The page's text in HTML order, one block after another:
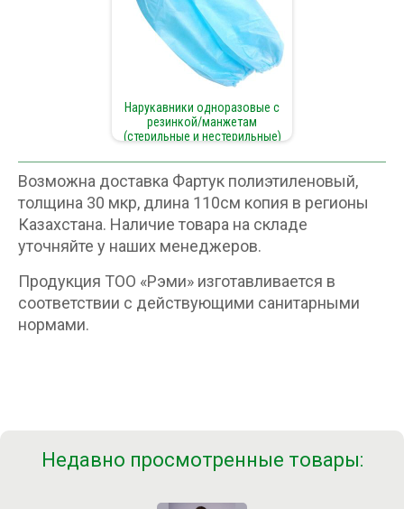
Нарукавники одноразовые с
резинкой/манжетам
(стерильные и нестерильные)
Возможна доставка Фартук полиэтиленовый,
толщина 30 мкр, длина 110см копия в регионы
Казахстана. Наличие товара на складе
уточняйте у наших менеджеров.
Продукция ТОО «Рэми» изготавливается в
соответствии с действующими санитарными
нормами.
Недавно просмотренные товары: